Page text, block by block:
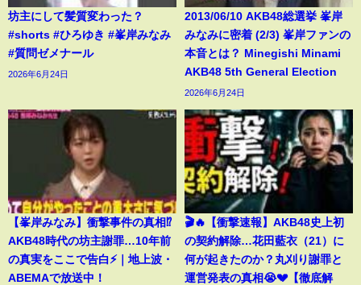
坊主にして髪質変わった？
#shorts #ひろゆき #峯岸みなみ
#質問ゼメナール
2026年6月24日
2013/06/10 AKB48総選挙 峯岸
みなみに密着 (2/3) 峯岸ファンの
本音とは？ Minegishi Minami
AKB48 5th General Election
2026年6月24日
【峯岸みなみ】衝撃事件の真相⁉️
AKB48時代の坊主謝罪…10年前
の真実をここで告白⚡️｜地上波・
ABEMAで放送中！
🎬🔥【衝撃速報】AKB48史上初
の契約解除…花田藍衣（21）に
何が起きたのか？丸刈り謝罪と
運営発表の真相😭💔【徹底解